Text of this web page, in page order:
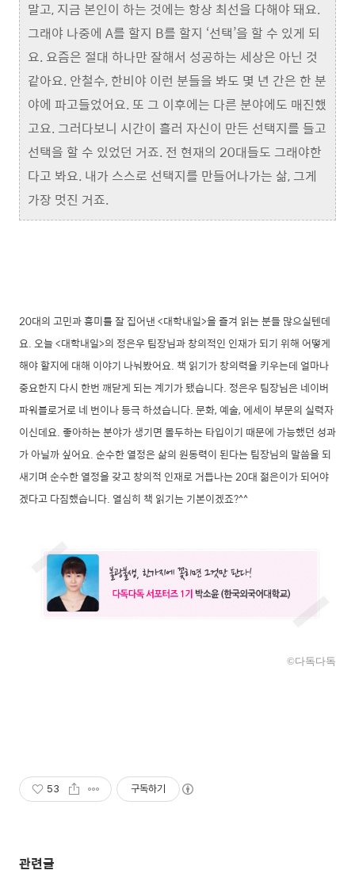
말고, 지금 본인이 하는 것에는 항상 최선을 다해야 돼요.
그래야 나중에 A를 할지 B를 할지 ‘선택’을 할 수 있게 되
요. 요즘은 절대 하나만 잘해서 성공하는 세상은 아닌 것
같아요. 안철수, 한비야 이런 분들을 봐도 몇 년 간은 한 분
야에 파고들었어요. 또 그 이후에는 다른 분야에도 매진했
고요. 그러다보니 시간이 흘러 자신이 만든 선택지를 들고
선택을 할 수 있었던 거죠. 전 현재의 20대들도 그래야한
다고 봐요. 내가 스스로 선택지를 만들어나가는 삶, 그게
가장 멋진 거죠.
20대의 고민과 흥미를 잘 집어낸 <대학내일>을 즐겨 읽는 분들 많으실텐데
요. 오늘 <대학내일>의 정은우 팀장님과 창의적인 인재가 되기 위해 어떻게
해야 할지에 대해 이야기 나눠봤어요. 책 읽기가 창의력을 키우는데 얼마나
중요한지 다시 한번 깨닫게 되는 계기가 됐습니다. 정은우 팀장님은 네이버
파워블로거로 네 번이나 등극 하셨습니다. 문화, 예술, 에세이 부문의 실력자
이신데요. 좋아하는 분야가 생기면 몰두하는 타입이기 때문에 가능했던 성과
가 아닐까 싶어요. 순수한 열정은 삶의 원동력이 된다는 팀장님의 말씀을 되
새기며 순수한 열정을 갖고 창의적 인재로 거듭나는 20대 젊은이가 되어야
겠다고 다짐했습니다. 열심히 책 읽기는 기본이겠죠?^^
©다독다독
53 구독하기
관련글